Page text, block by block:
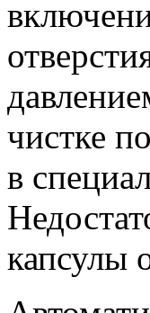
чистке
в
капсулы